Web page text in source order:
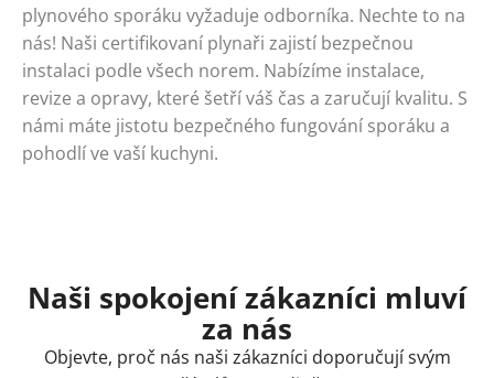
plynového sporáku vyžaduje odborníka. Nechte to na
nás! Naši certifikovaní plynaři zajistí bezpečnou
instalaci podle všech norem. Nabízíme instalace,
revize a opravy, které šetří váš čas a zaručují kvalitu. S
námi máte jistotu bezpečného fungování sporáku a
pohodlí ve vaší kuchyni.
Naši spokojení zákazníci mluví
za nás
Objevte, proč nás naši zákazníci doporučují svým